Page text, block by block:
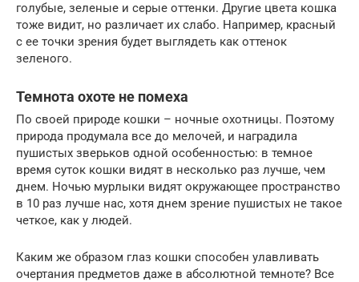
голубые, зеленые и серые оттенки. Другие цвета кошка
тоже видит, но различает их слабо. Например, красный
с ее точки зрения будет выглядеть как оттенок
зеленого.
Темнота охоте не помеха
По своей природе кошки – ночные охотницы. Поэтому
природа продумала все до мелочей, и наградила
пушистых зверьков одной особенностью: в темное
время суток кошки видят в несколько раз лучше, чем
днем. Ночью мурлыки видят окружающее пространство
в 10 раз лучше нас, хотя днем зрение пушистых не такое
четкое, как у людей.
Каким же образом глаз кошки способен улавливать
очертания предметов даже в абсолютной темноте? Все